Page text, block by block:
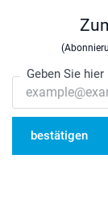
Geben Sie
bestätigen